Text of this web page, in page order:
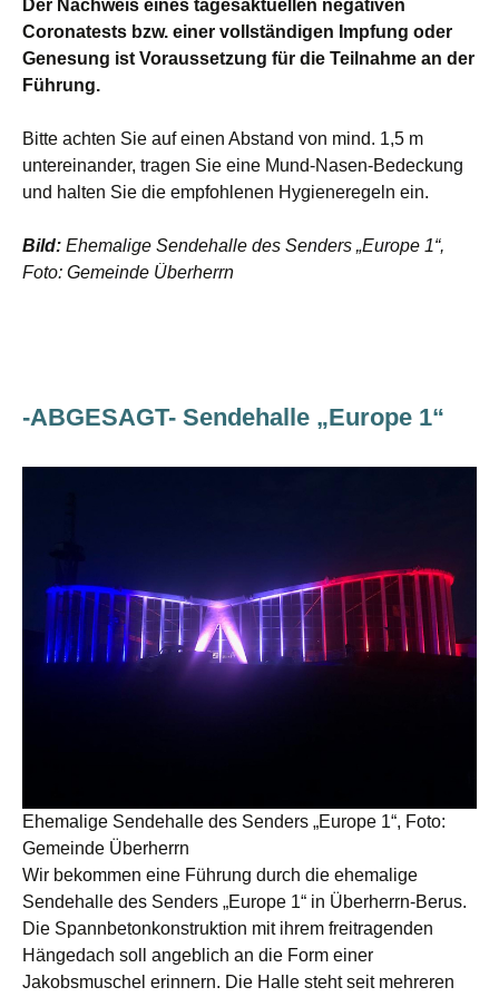
Der Nachweis eines tagesaktuellen negativen
Coronatests bzw. einer vollständigen Impfung oder
Genesung ist Voraussetzung für die Teilnahme an der
Führung.
Bitte achten Sie auf einen Abstand von mind. 1,5 m
untereinander, tragen Sie eine Mund-Nasen-Bedeckung
und halten Sie die empfohlenen Hygieneregeln ein.
Bild: Ehemalige Sendehalle des Senders „Europe 1“,
Foto: Gemeinde Überherrn
-ABGESAGT- Sendehalle „Europe 1“
Ehemalige Sendehalle des Senders „Europe 1“, Foto:
Gemeinde Überherrn
Wir bekommen eine Führung durch die ehemalige
Sendehalle des Senders „Europe 1“ in Überherrn-Berus.
Die Spannbetonkonstruktion mit ihrem freitragenden
Hängedach soll angeblich an die Form einer
Jakobsmuschel erinnern. Die Halle steht seit mehreren